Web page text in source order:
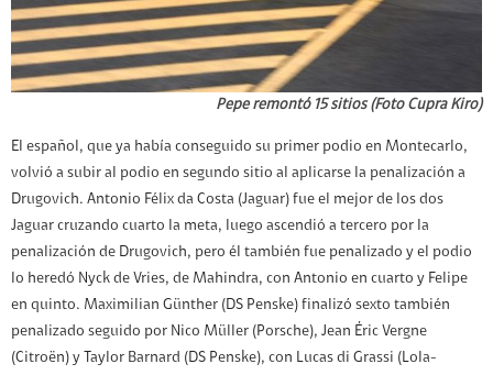
Pepe remontó 15 sitios (Foto Cupra Kiro)
El español, que ya había conseguido su primer podio en Montecarlo,
volvió a subir al podio en segundo sitio al aplicarse la penalización a
Drugovich. Antonio Félix da Costa (Jaguar) fue el mejor de los dos
Jaguar cruzando cuarto la meta, luego ascendió a tercero por la
penalización de Drugovich, pero él también fue penalizado y el podio
lo heredó Nyck de Vries, de Mahindra, con Antonio en cuarto y Felipe
en quinto. Maximilian Günther (DS Penske) finalizó sexto también
penalizado seguido por Nico Müller (Porsche), Jean Éric Vergne
(Citroën) y Taylor Barnard (DS Penske), con Lucas di Grassi (Lola-